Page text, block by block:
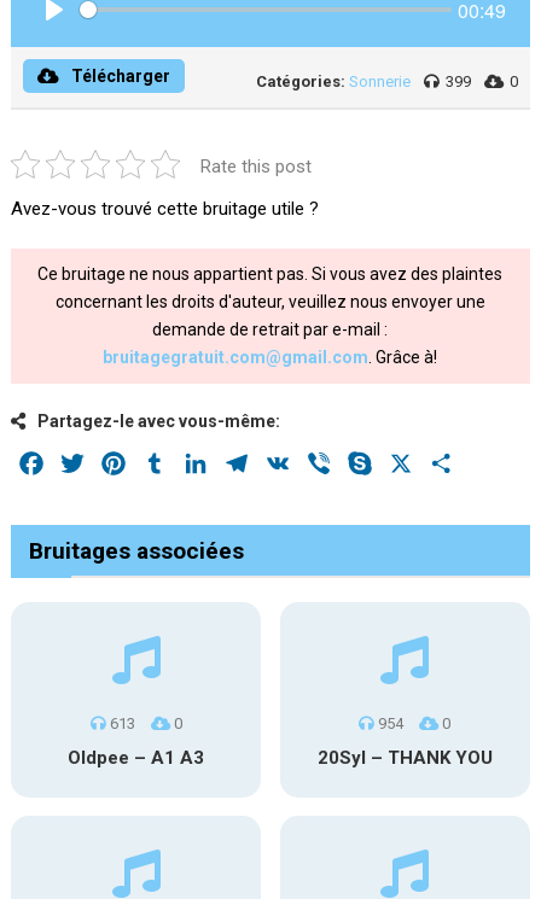
00:49
Télécharger Catégories: Sonnerie 399 0
Rate this post
Avez-vous trouvé cette bruitage utile ?
Ce bruitage ne nous appartient pas. Si vous avez des plaintes
concernant les droits d'auteur, veuillez nous envoyer une
demande de retrait par e-mail :
bruitagegratuit.com@gmail.com . Grâce à!
Partagez-le avec vous-même:
Facebook
Twitter PinterestTumblrLinkedInTelegram
VK Viber Skype
Bruitages associées
613 0
Oldpee – A1 A3
954 0
20Syl – THANK YOU